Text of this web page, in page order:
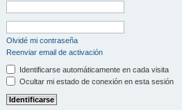
Olvidé mi contraseña
Reenviar email de activación
Identificarse automáticamente en cada visita
Ocultar mi estado de conexión en esta sesión